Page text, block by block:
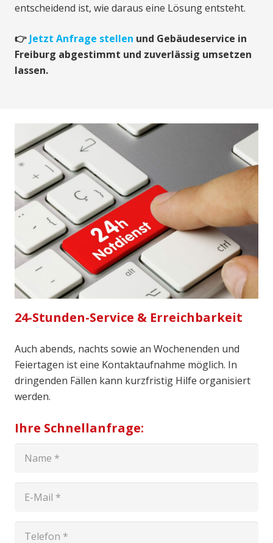
entscheidend ist, wie daraus eine Lösung entsteht.
👉 Jetzt Anfrage stellen und Gebäudeservice in
Freiburg abgestimmt und zuverlässig umsetzen
lassen.
24-Stunden-Service & Erreichbarkeit
Auch abends, nachts sowie an Wochenenden und
Feiertagen ist eine Kontaktaufnahme möglich. In
dringenden Fällen kann kurzfristig Hilfe organisiert
werden.
Ihre Schnellanfrage: